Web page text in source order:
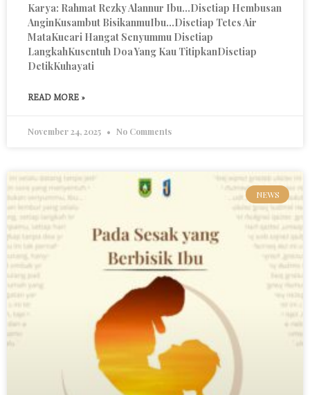
Karya: Rahmat Rezky Alannur Ibu…Disetiap Hembusan
AnginKusambut BisikanmuIbu…Disetiap Tetes Air
MataKucari Hangat Senyummu Disetiap
LangkahKusentuh Doa Yang Kau TitipkanDisetiap
DetikKuhayati
READ MORE »
November 24, 2025 No Comments
NEWS